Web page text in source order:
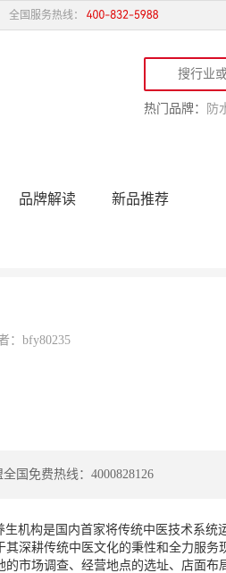
全国服务热线：
热门品牌： 防
品牌解读 新品推荐
精彩点评
：bfy80235
国免费热线：4000828126
机构是国内首家将传统中医技术系统
其深耕传统中医文化的秉性和全力服
的市场调查、经营地点的选址、店面